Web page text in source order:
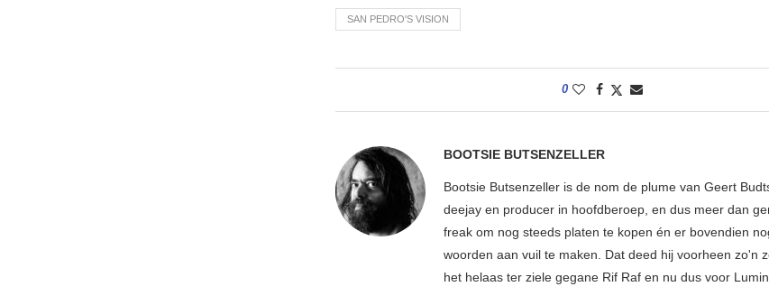
SAN PEDRO'S VISION
0
BOOTSIE BUTSENZELLER
Bootsie Butsenzeller is de nom de plume van Geert
deejay en producer in hoofdberoep, en dus meer dan
freak om nog steeds platen te kopen én er bovendien
woorden aan vuil te maken. Dat deed hij voorheen zo'n
het helaas ter ziele gegane Rif Raf en nu dus voor